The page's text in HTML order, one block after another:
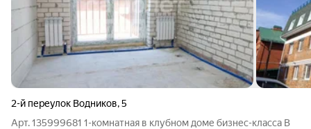
2-й переулок Водников,5
Арт. 135999681 1-комнатная в клубном доме бизнес-класса В